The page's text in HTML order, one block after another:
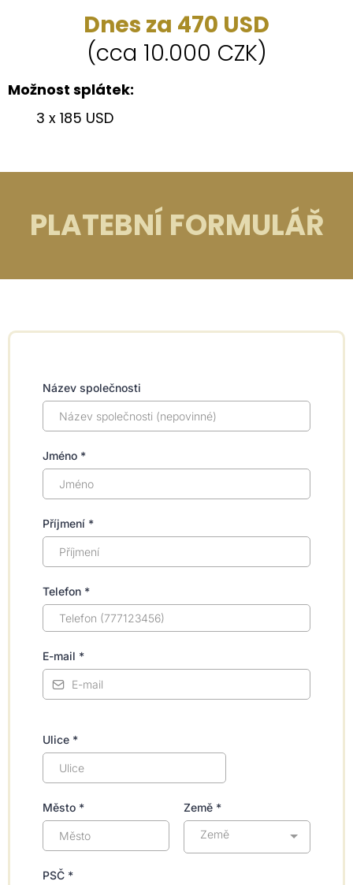
Dnes za 470 USD
(cca 10.000 CZK)
Možnost splátek:
​3 x 185 USD
PLATEBNÍ FORMULÁŘ
Název společnosti
Jméno *
Příjmení *
Telefon *
E-mail *
Ulice *
Město * Země *
Země
PSČ *